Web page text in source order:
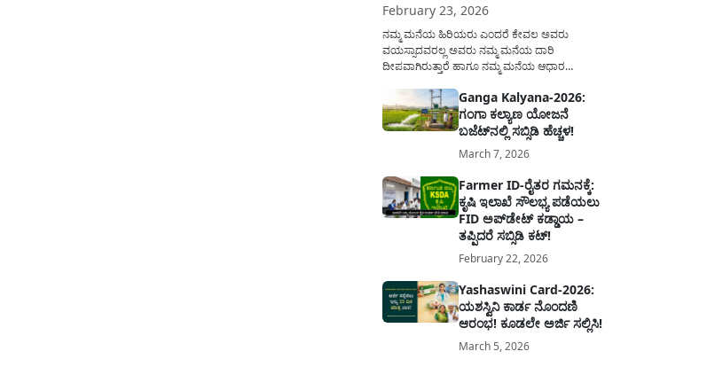
February 23, 2026
ನಮ್ಮ ಮನೆಯ ಹಿರಿಯರು ಎಂದರೆ ಕೇವಲ ಅವರು
ವಯಸ್ಸಾದವರಲ್ಲ ಅವರು ನಮ್ಮ ಮನೆಯ ದಾರಿ
ದೀಪವಾಗಿರುತ್ತಾರೆ ಹಾಗೂ ನಮ್ಮ ಮನೆಯ ಆಧಾರ
ಸಮಾಜಕ್ಕಾಗಿ ದುಡಿತಿರುತ್ತಾರೆ ಹಾಗೆಯೇ ಅವರು ತಮ್ಮ 60
ವರ್ಷಗಳ ನಂತರದ ಜೀವನವನ್ನು ನೆಮ್ಮದಿಯಿಂದ
ಕಳೆಯಬೇಕೆಂಬುದು ಪ್ರತಿಯೊಬ್ಬರ ಕನಸಾಗಿರುತ್ತದೆ ಆದ್ದರಿಂದ
ಸರ್ಕಾರವು ಹಿರಿಯ ನಾಗರಿಕರ ಗುರುತಿನ ಚೀಟಿ...
Ganga Kalyana-2026:
ಗಂಗಾ ಕಲ್ಯಾಣ ಯೋಜನೆ
ಬಜೆಟ್‌ನಲ್ಲಿ ಸಬ್ಸಿಡಿ ಹೆಚ್ಚಳ!
March 7, 2026
Farmer ID-ರೈತರ ಗಮನಕ್ಕೆ:
ಕೃಷಿ ಇಲಾಖೆ ಸೌಲಭ್ಯ ಪಡೆಯಲು
FID ಅಪ್‌ಡೇಟ್ ಕಡ್ಡಾಯ –
ತಪ್ಪಿದರೆ ಸಬ್ಸಿಡಿ ಕಟ್!
February 22, 2026
Yashaswini Card-2026:
ಯಶಸ್ವಿನಿ ಕಾರ್ಡ ನೊಂದಣಿ
ಆರಂಭ! ಕೂಡಲೇ ಅರ್ಜಿ ಸಲ್ಲಿಸಿ!
March 5, 2026